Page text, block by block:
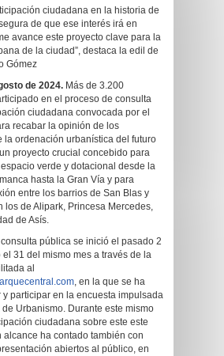
ciudadana en la historia de
de que ese interés irá en
avance este proyecto clave para la
de la ciudad”, destaca la edil de
Gómez
de 2024. Más de 3.200
en el proceso de consulta
ciudadana convocada por el
recabar la opinión de los
la ordenación urbanística del futuro
proyecto crucial concebido para
verde y dotacional desde la
hasta la Gran Vía y para
entre los barrios de San Blas y
los de Alipark, Princesa Mercedes,
de Asís.
pública se inició el pasado 2
31 del mismo mes a través de la
al
, en la que se ha
participar en la encuesta impulsada
Urbanismo. Durante este mismo
ciudadana sobre este este
alcance ha contado también con
abiertos al público, en